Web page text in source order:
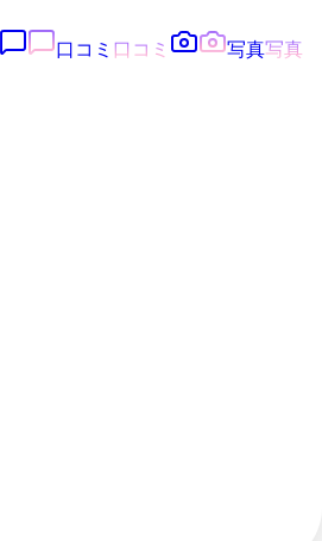
口コミ 口コミ 写真写真